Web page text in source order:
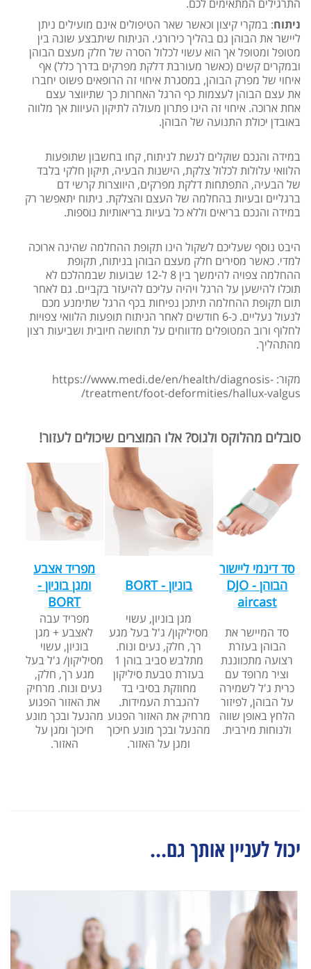
התרגילים המתאימים לכם.
ניתוח: במקרי קיצון וכאשר שאר הטיפולים אינם מועילים ניתן
ליישר את הבוהן גם בהליך כירורגי. הניתוח שיתבצע שונה בין
מטופל ומטופל אך הוא עשוי לכלול הסרה של חלק מעצם הבוהן
ובמקרים קשים (כאשר מעורבת דלקת מפרקים בדרך כלל) אף
איחוי של מפרק הבוהן, במסגרת איחוי זה הרופאים פשוט יחברו
את עצם הבוהן לעצמות כף הרגל האחרות כך שתיווצר עצם
אחת ארוכה. איחוי זה הינו פתרון מעולה לתיקון העיוות אך מלווה
באובדן יכולת התנועה של הבוהן.
במידה והנכם שוקלים לגשת לניתוח, קחו בחשבון שתופעות
הלוואי עלולות לכלול צלקת, הישנות הבעיה, תיקון חלקי בלבד
של הבעיה, התפתחות דלקת מפרקים, היווצרות קרשי דם
ברגליים ובעיות בהחלמה של העצם והצלקת. ניתוח יתאפשר רק
במידה והנכם בריאים וללא כל בעיות בריאותיות נוספות.
היבט נוסף שעליכם לשקול הינו תקופת ההחלמה שהינה ארוכה
למדי. כאשר מסירים חלק מעצם הבוהן בניתוח, תקופת
ההחלמה צפויה להימשך בין 8 ל-12 שבועות שבמהלכם לא
תוכלו להישען על הרגל ויהיה עליכם להיעזר בקביים. גם לאחר
תום תקופת ההחלמה תיתכן נפיחות בכף הרגל שתימנע מכם
לנעול נעליים. כ-6 חודשים לאחר הניתוח תופעות הלוואי צפויות
לחלוף ורוב המטופלים מדווחים על תחושה חיובית ושביעות רצון
מהתהליך.
מקור: https://www.medi.de/en/health/diagnosis-
treatment/foot-deformities/hallux-valgus/
סובלים מהלוקס ולגוס? אלו המוצרים שיכולים לעזור!
סד דינמי ליישור
הבוהן - DJO
aircast
בוניון - BORT
מפריד אצבע
ומגן בוניון -
BORT
סד המיישר את
הבוהן בעזרת
רצועה מתכווננת
וציר מרופד עם
כרית ג'ל לשמירה
על הבוהן, לפיזור
הלחץ באופן שווה
ולנוחות מירבית.
מגן בוניון, עשוי
מסיליקון/ ג'ל בעל מגע
רך, חלק, נעים ונוח.
מתלבש סביב בוהן 1
בעזרת טבעת סיליקון
מחוזקת בסיבי בד
להגברת העמידות.
מרחיק את האזור הפגוע
מהנעל ובכך מונע חיכוך
ומגן על האזור.
מפריד עבה
לאצבע + מגן
בוניון, עשוי
מסיליקון/ ג'ל בעל
מגע רך, חלק,
נעים ונוח. מרחיק
את האזור הפגוע
מהנעל ובכך מונע
חיכוך ומגן על
האזור.
יכול לעניין אותך גם...